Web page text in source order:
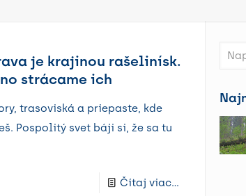
je krajinou rašelinísk.
strácame ich
trasoviská a priepaste, kde
Pospolitý svet báji si, že sa tu
Čítaj viac...